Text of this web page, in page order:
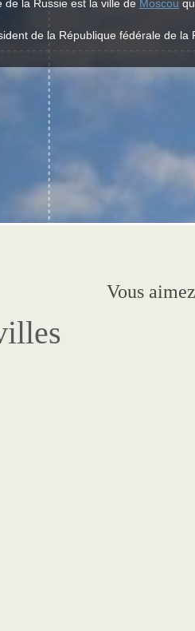
de la Russie est la ville de Moscou
de la République fédérale de la
Vous